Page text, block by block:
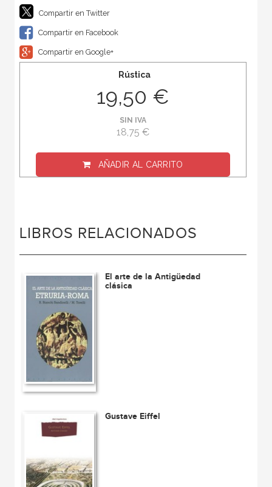
Compartir en Twitter
Compartir en Facebook
Compartir en Google+
Rústica
19,50 €
SIN IVA
18,75 €
AÑADIR AL CARRITO
LIBROS RELACIONADOS
El arte de la Antigüedad
clásica
Gustave Eiffel